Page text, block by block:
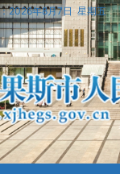
2026年8月7日 星期五